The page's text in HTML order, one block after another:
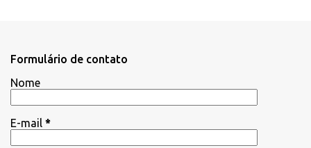
Formulário de contato
Nome
E-mail *